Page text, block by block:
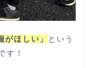
がほしい」
という
す！